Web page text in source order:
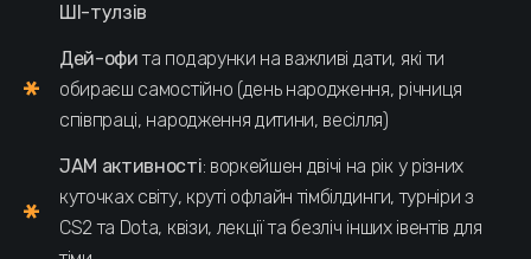
ШІ-тулзів
Дей-офита подарунки на важливі дати, які ти
обираєш самостійно (день народження, річниця
співпраці, народження дитини, весілля)
JAM активності: воркейшен двічі на рік у різних
куточках світу, круті офлайн тімбілдинги, турніри з
CS2 та Dota, квізи, лекції та безліч інших івентів для